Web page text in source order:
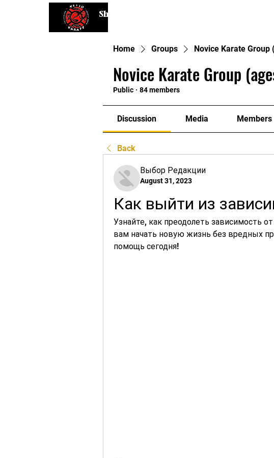
Shaping Minds and Bodies, One Kick at a
Home Groups Novice Karate Group
Novice Karate Group
Public · 84 members
Discussion Media Members
Back
Выбор Редакции
August 31, 2023
Как выйти из
Узнайте, как преодолеть зависимость
вам начать новую жизнь без вредных
помощь сегодня!